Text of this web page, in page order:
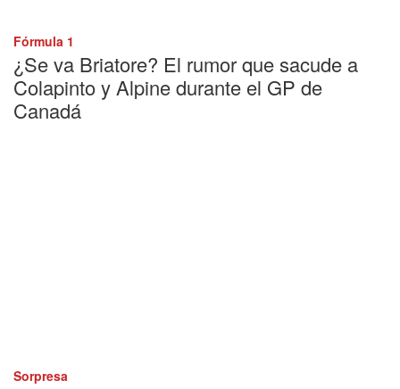
Fórmula 1
¿Se va Briatore? El rumor que sacude a
Colapinto y Alpine durante el GP de
Canadá
Sorpresa